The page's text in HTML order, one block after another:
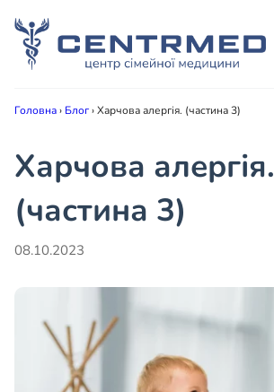
Головна› Блог›Харчова алергія. (частина 3)
Харчова алергія.
(частина 3)
08.10.2023